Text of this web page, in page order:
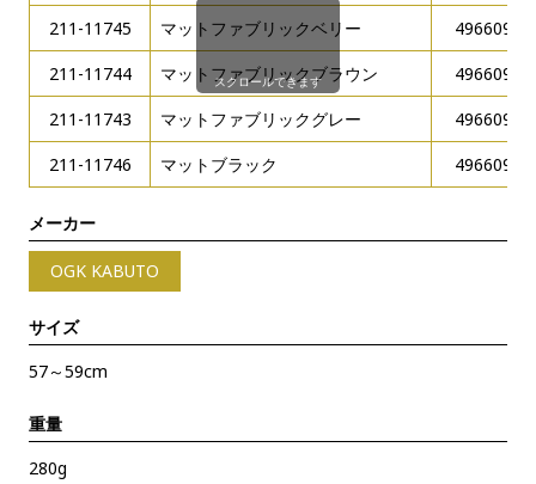
211-11745
マットファブリックベリー
211-11744
マットファブリックブラウン
211-11743
マットファブリックグレー
211-11746
マットブラック
スクロールできます
メーカー
OGK KABUTO
サイズ
57～59cm
重量
280g